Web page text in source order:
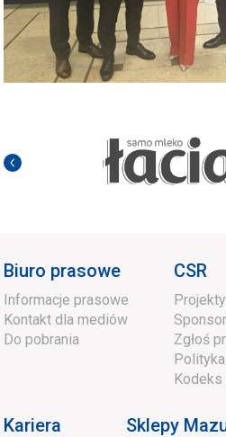
Biuro prasowe
Informacje prasowe
Kontakt dla mediów
Do pobrania
CSR
Zgłoś
Kodeks
Kariera Sklepy